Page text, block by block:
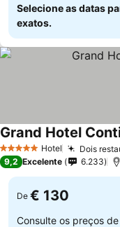
Selecione as datas
exatos.
5 Estrelas Hotel Dois
Grand Hotel
9,2 Excelente 6.233
De € 130
Consulte os preços de